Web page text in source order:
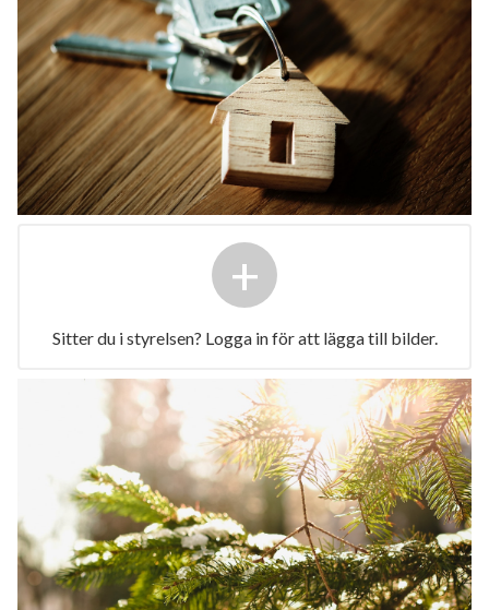
+
Sitter du i styrelsen? Logga in för att lägga till bilder.